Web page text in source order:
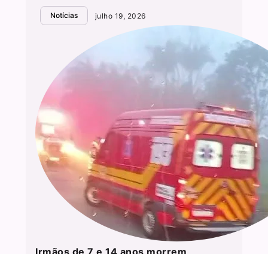
Notícias julho 19, 2026
Irmãos de 7 e 14 anos morrem